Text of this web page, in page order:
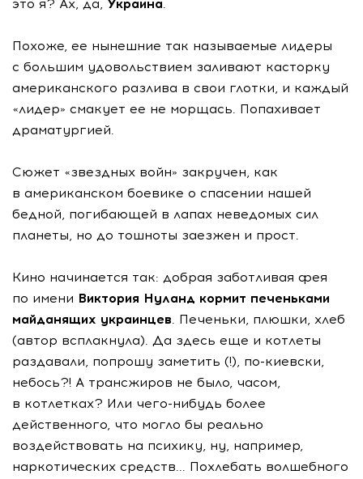
это я? Ах, да, Украина.
Похоже, ее нынешние так называемые лидеры
с большим удовольствием заливают касторку
американского разлива в свои глотки, и каждый
«лидер» смакует ее не морщась. Попахивает
драматургией.
Сюжет «звездных войн» закручен, как
в американском боевике о спасении нашей
бедной, погибающей в лапах неведомых сил
планеты, но до тошноты заезжен и прост.
Кино начинается так: добрая заботливая фея
по имени Виктория Нуланд кормит печеньками
майданящих украинцев. Печеньки, плюшки, хлеб
(автор всплакнула). Да здесь еще и котлеты
раздавали, попрошу заметить (!), по-киевски,
небось?! А трансжиров не было, часом,
в котлетках? Или чего-нибудь более
действенного, что могло бы реально
воздействовать на психику, ну, например,
наркотических средств... Похлебать волшебного